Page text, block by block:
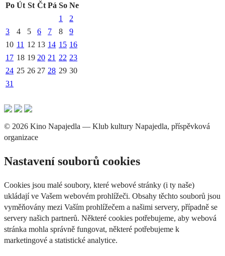
Po Út St Čt Pá So Ne
1
2
3
4 5 6 7 8
9
10 11 12 13 14 15 16
17 18 19 20 21 22 23
24 25 26 27 28 29 30
31
© 2026 Kino Napajedla — Klub kultury Napajedla, příspěvková
organizace
Nastavení souborů cookies
Cookies jsou malé soubory, které webové stránky (i ty naše)
ukládají ve Vašem webovém prohlížeči. Obsahy těchto souborů jsou
vyměňovány mezi Vaším prohlížečem a našimi servery, případně se
servery našich partnerů. Některé cookies potřebujeme, aby webová
stránka mohla správně fungovat, některé potřebujeme k
marketingové a statistické analytice.